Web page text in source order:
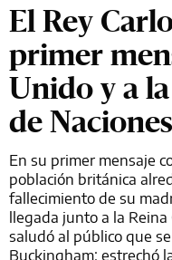
El Rey
primer
Unido y a
de Naciones
En su primer mensaje
población británica
fallecimiento de su
llegada junto a la
saludó al público que
Buckingham; estrechó